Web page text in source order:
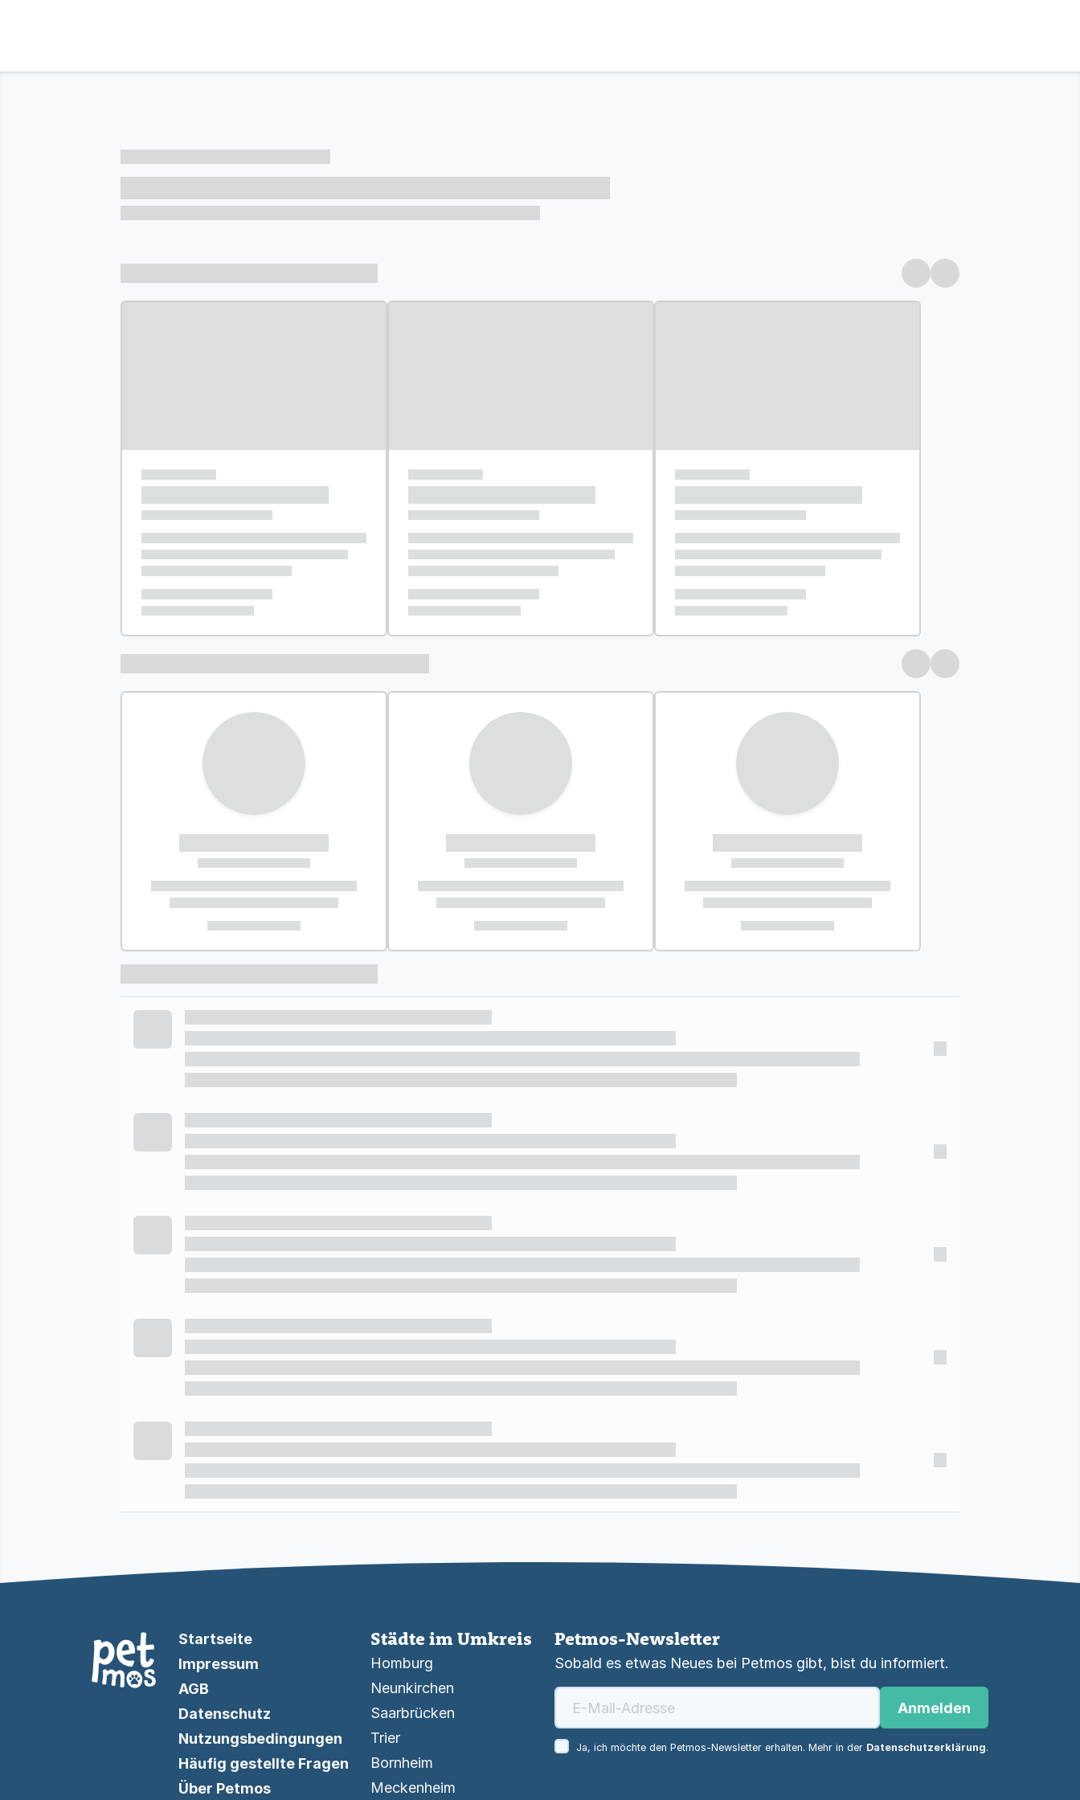
Startseite
Impressum
AGB
Datenschutz
Nutzungsbedingungen
Häufig gestellte Fragen
Über Petmos
Städte im Umkreis
Homburg
Neunkirchen
Saarbrücken
Trier
Bornheim
Meckenheim
Petmos-Newsletter
Sobald es etwas Neues bei Petmos gibt, bist du informiert.
Anmelden
Ja, ich möchte den Petmos-Newsletter erhalten. Mehr in der Datenschutzerklärung.